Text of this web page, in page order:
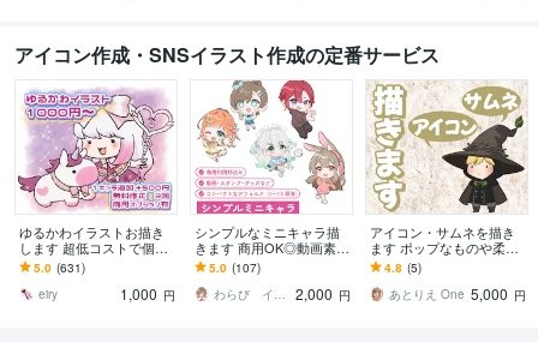
アイコン作成・SNSイラスト作成の定番サービス
ゆるかわイラストお描き
します 超低コストで個性
派ゆるかわイラスト
5.0 (631)
eiry
1,000 円
シンプルなミニキャラ描
きます 商用OK◎動画素
材・グッズなど
5.0 (107)
わらび イラストレーター
2,000 円
アイコン・サムネを描き
ます ポップなものや柔ら
かいテイストなどご希望
に合わせて描きます！
4.8 (5)
あとりえ One 5,000 円